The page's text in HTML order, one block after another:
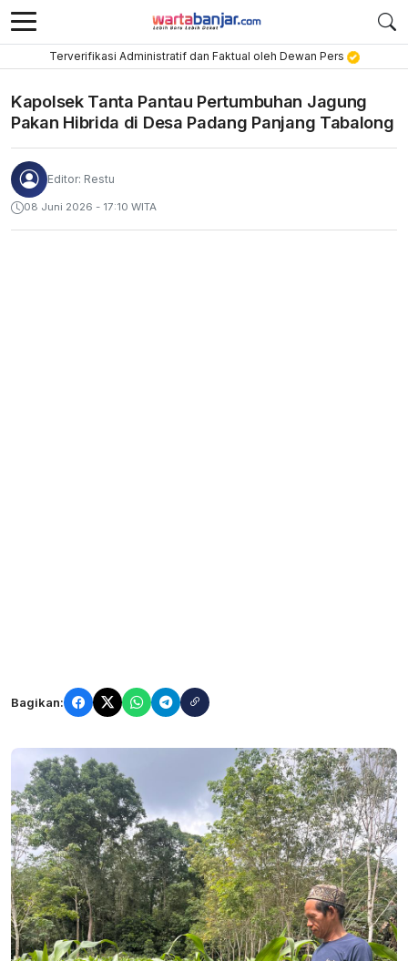
Terverifikasi Administratif dan Faktual oleh Dewan Pers
Kapolsek Tanta Pantau Pertumbuhan Jagung
Pakan Hibrida di Desa Padang Panjang Tabalong
Editor: Restu
08 Juni 2026 - 17:10 WITA
Bagikan: